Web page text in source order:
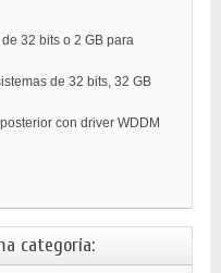
32 bits o 2 GB para
de 32 bits, 32 GB
con driver WDDM
categoría: